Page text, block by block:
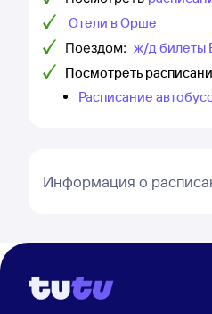
Отели в Орше
Поездом: ж/д билеты
Посмотреть
Расписание
Информация о